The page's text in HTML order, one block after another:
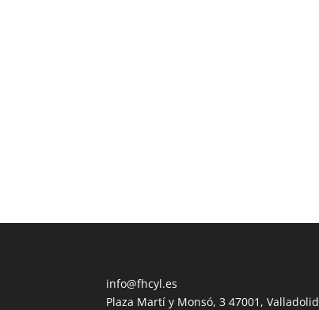
info@fhcyl.es
Plaza Martí y Monsó, 3 47001, Valladolid